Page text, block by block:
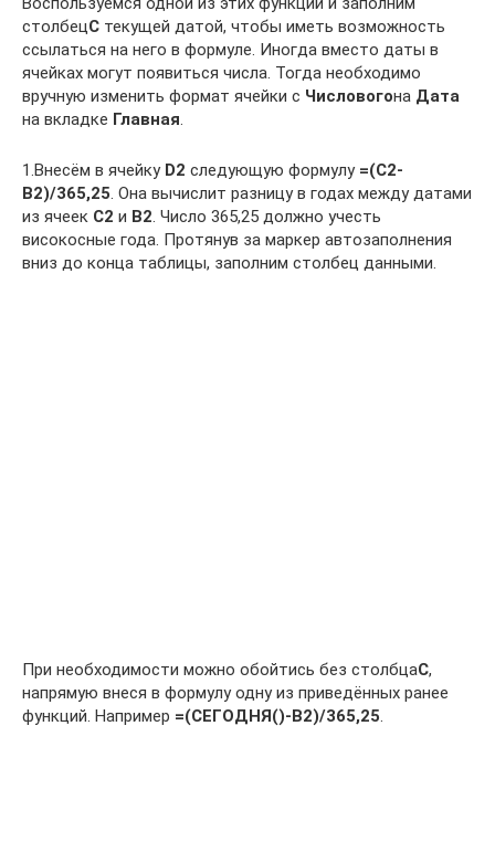
столбецС текущей датой, чтобы иметь возможность
ссылаться на него в формуле. Иногда вместо даты в
ячейках могут появиться числа. Тогда необходимо
вручную изменить формат ячейки с Числовогона Дата
на вкладке Главная.
1.Внесём в ячейку D2 следующую формулу =(С2-
В2)/365,25. Она вычислит разницу в годах между датами
из ячеек C2 и B2. Число 365,25 должно учесть
високосные года. Протянув за маркер автозаполнения
вниз до конца таблицы, заполним столбец данными.
При необходимости можно обойтись без столбцаС,
напрямую внеся в формулу одну из приведённых ранее
функций. Например =(СЕГОДНЯ()-В2)/365,25.